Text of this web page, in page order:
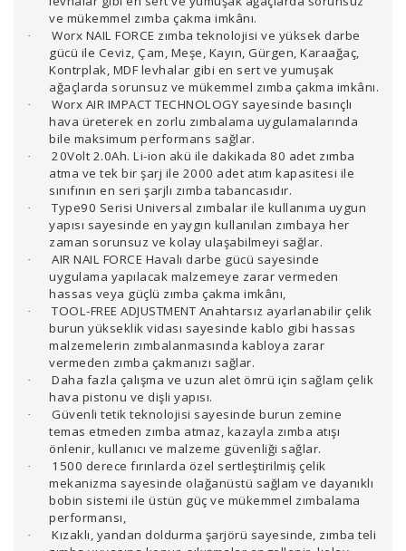
ve mükemmel zımba çakma imkânı.
·
Worx NAIL FORCE zımba teknolojisi ve yüksek darbe
gücü ile Ceviz, Çam, Meşe, Kayın, Gürgen, Karaağaç,
Kontrplak, MDF levhalar gibi en sert ve yumuşak
ağaçlarda sorunsuz ve mükemmel zımba çakma imkânı.
·
Worx AIR IMPACT TECHNOLOGY sayesinde basınçlı
hava üreterek en zorlu zımbalama uygulamalarında
bile maksimum performans sağlar.
·
20Volt 2.0Ah. Li-ion akü ile dakikada 80 adet zımba
atma ve tek bir şarj ile 2000 adet atım kapasitesi ile
sınıfının en seri şarjlı zımba tabancasıdır.
·
Type90 Serisi Universal zımbalar ile kullanıma uygun
yapısı sayesinde en yaygın kullanılan zımbaya her
zaman sorunsuz ve kolay ulaşabilmeyi sağlar.
·
AIR NAIL FORCE Havalı darbe gücü sayesinde
uygulama yapılacak malzemeye zarar vermeden
hassas veya güçlü zımba çakma imkânı,
·
TOOL-FREE ADJUSTMENT Anahtarsız ayarlanabilir çelik
burun yükseklik vidası sayesinde kablo gibi hassas
malzemelerin zımbalanmasında kabloya zarar
vermeden zımba çakmanızı sağlar.
·
Daha fazla çalışma ve uzun alet ömrü için sağlam çelik
hava pistonu ve dişli yapısı.
·
Güvenli tetik teknolojisi sayesinde burun zemine
temas etmeden zımba atmaz, kazayla zımba atışı
önlenir, kullanıcı ve malzeme güvenliği sağlar.
·
1500 derece fırınlarda özel sertleştirilmiş çelik
mekanizma sayesinde olağanüstü sağlam ve dayanıklı
bobin sistemi ile üstün güç ve mükemmel zımbalama
performansı,
·
Kızaklı, yandan doldurma şarjörü sayesinde, zımba teli